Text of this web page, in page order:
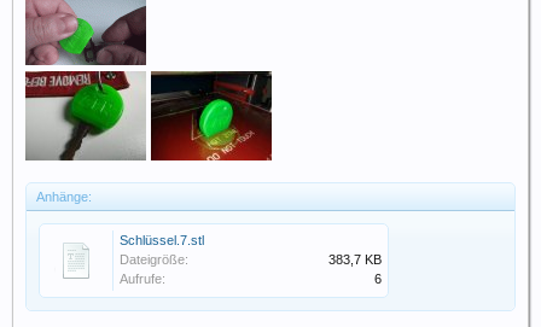
Anhänge:
Schlüssel.7.stl
Dateigröße:
383,7 KB
Aufrufe:
6